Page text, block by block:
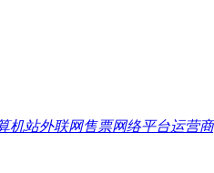
站外联网售票网络平台运营